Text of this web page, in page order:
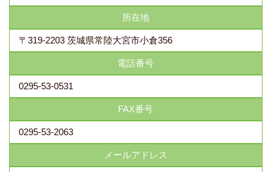
所在地
〒319-2203 茨城県常陸大宮市小倉356
電話番号
0295-53-0531
FAX番号
0295-53-2063
メールアドレス